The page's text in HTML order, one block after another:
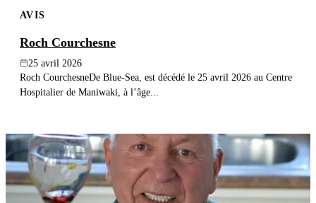
AVIS
Roch Courchesne
25 avril 2026
Roch CourchesneDe Blue-Sea, est décédé le 25 avril 2026 au Centre
Hospitalier de Maniwaki, à l’âge...